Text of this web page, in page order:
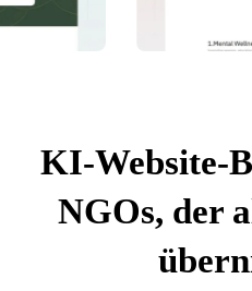
KI-Website-
NGOs, der